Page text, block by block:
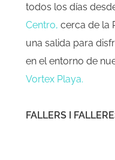
todos los días
Centro, cerca de la
una salida para
en el entorno de
Vortex Playa.
FALLERS I